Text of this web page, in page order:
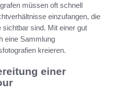
müssen oft schnell
einzufangen, die
sichtbar sind. Mit einer gut
eine Sammlung
kreieren.
einer